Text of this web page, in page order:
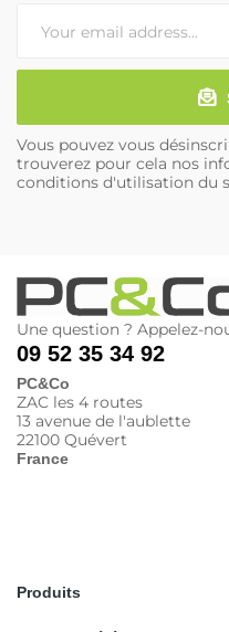
Vous pouvez vous
trouverez pour cela nos
conditions d'utilisation du
Une question ? Appelez-
09 52 35 34 92
PC&Co
ZAC les 4 routes
13 avenue de l'aublette
22100 Quévert
France
Produits